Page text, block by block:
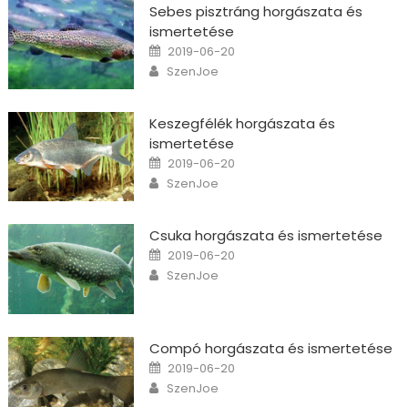
Sebes pisztráng horgászata és
ismertetése
Posted on
2019-06-20
Author
SzenJoe
Keszegfélék horgászata és
ismertetése
Posted on
2019-06-20
Author
SzenJoe
Csuka horgászata és ismertetése
Posted on
2019-06-20
Author
SzenJoe
Compó horgászata és ismertetése
Posted on
2019-06-20
Author
SzenJoe